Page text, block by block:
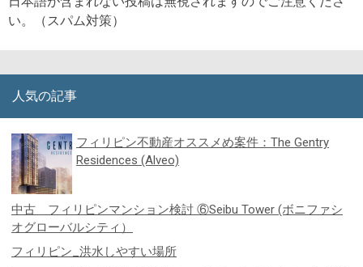
い。（スパム対策）
人気の記事
フィリピン不動産オススメめ案件：The Gentry
Residences (Alveo)
中古 フィリピンマンション検討 ⑥Seibu Tower (ボニファシ
オグローバルシティ）
フィリピン_洪水しやすい場所